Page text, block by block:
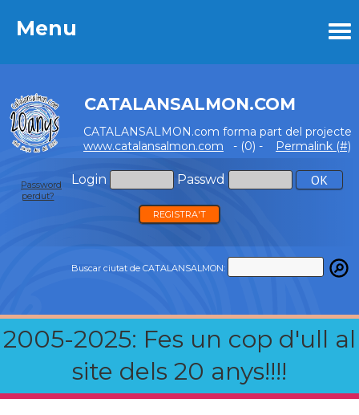
Menu
CATALANSALMON.COM
CATALANSALMON.com forma part del projecte
www.catalansalmon.com - (0) - Permalink (#)
Login Passwd
Password
perdut?
REGISTRA'T
Buscar ciutat de CATALANSALMON:
2005-2025: Fes un cop d'ull al
site dels 20 anys!!!!
Menu